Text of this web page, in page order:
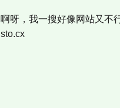
啊呀，我一搜好像网站又不
sto.cx